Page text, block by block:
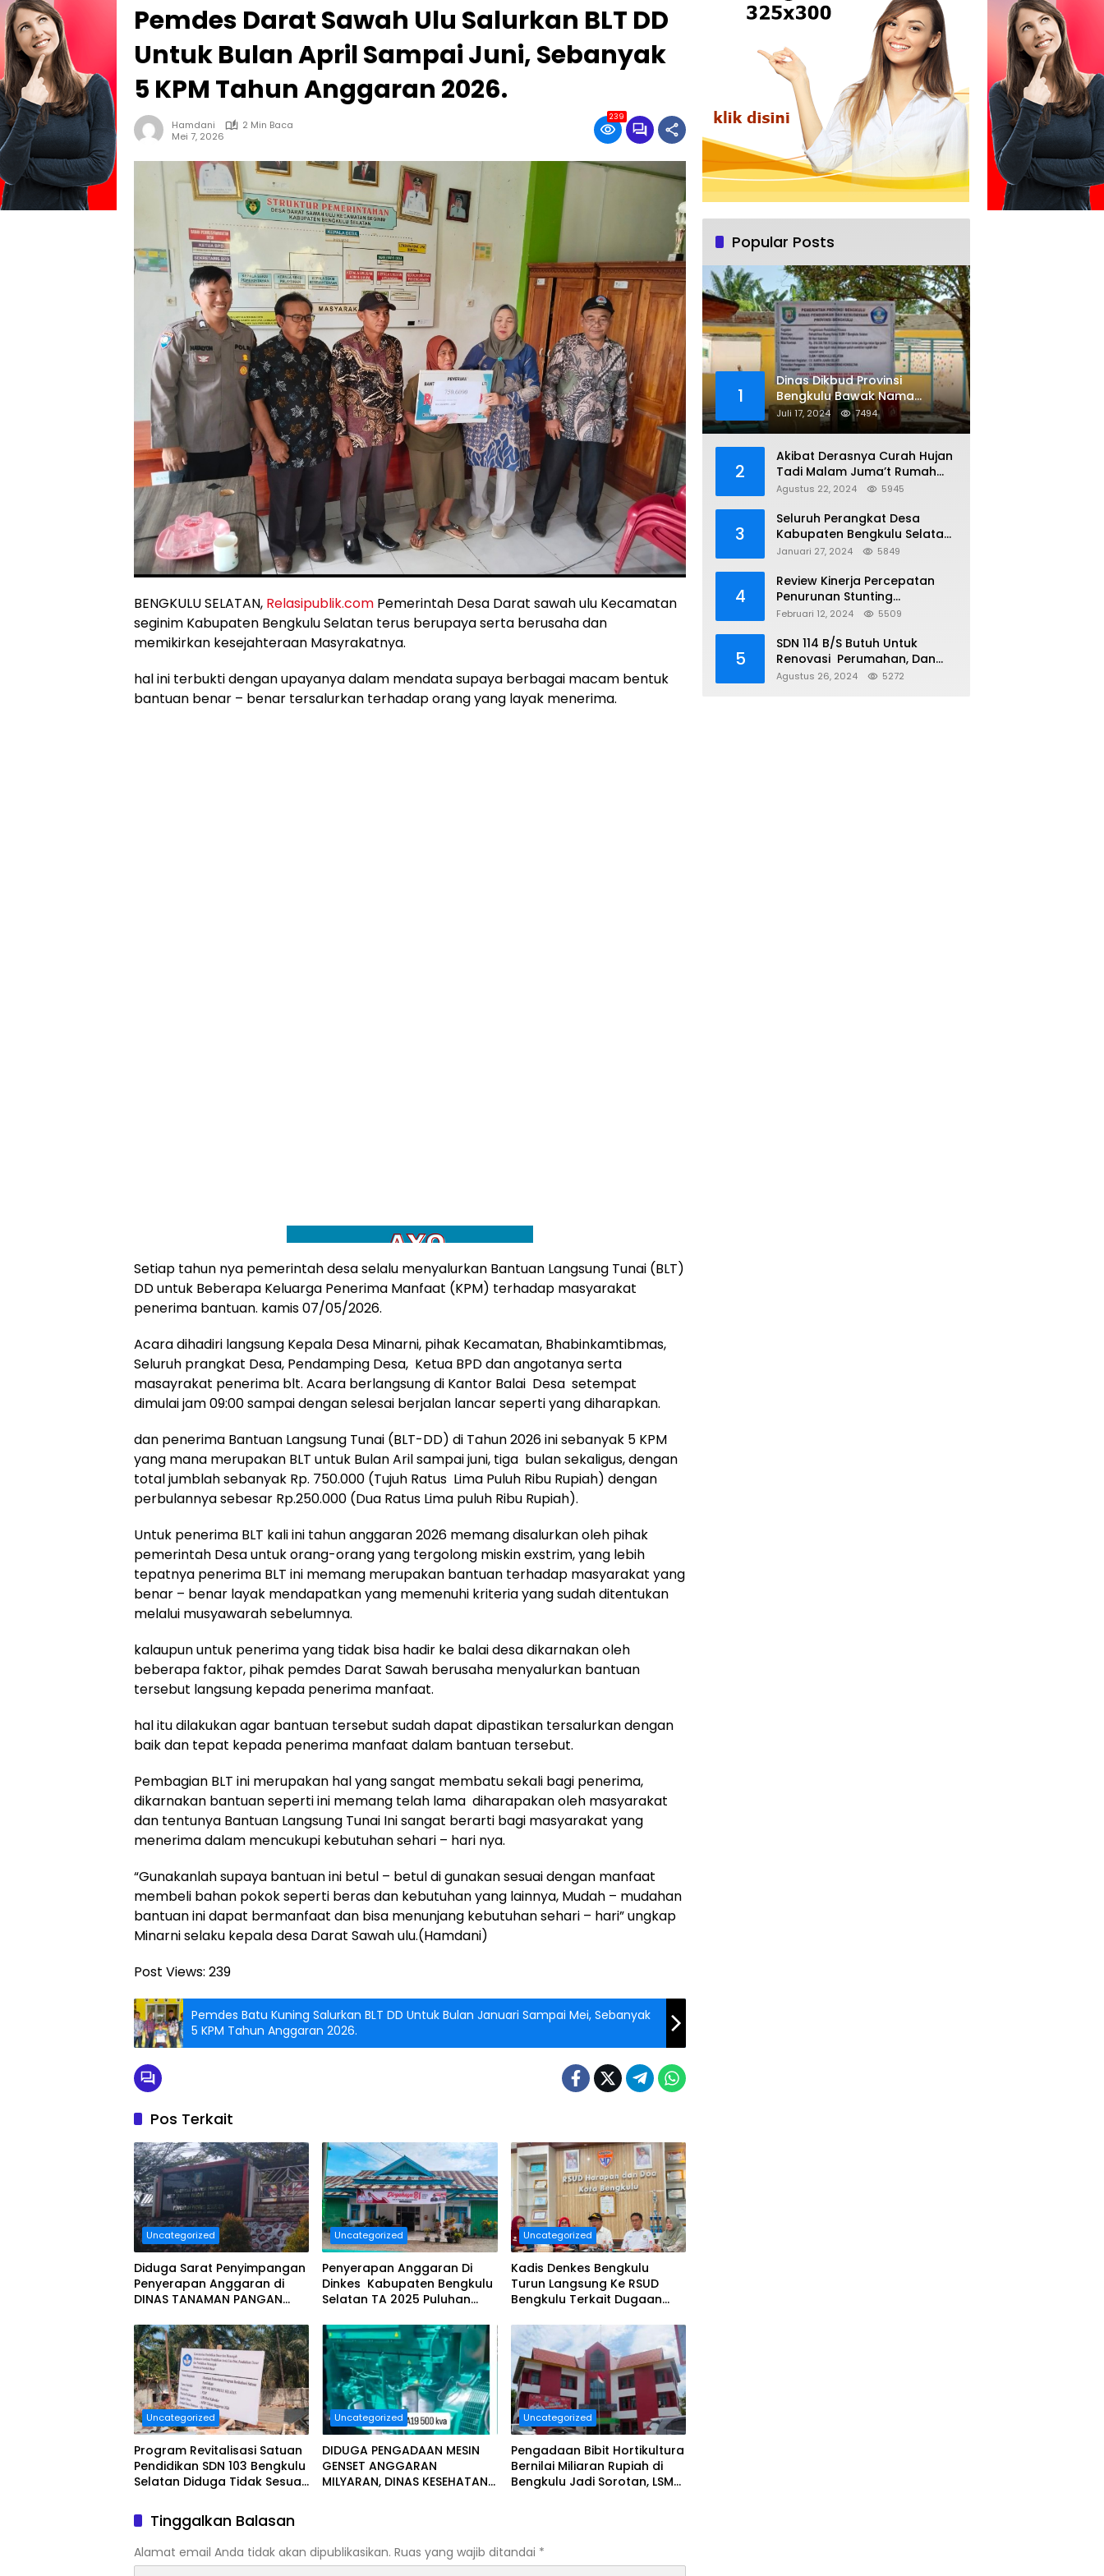
Pemdes Darat Sawah Ulu Salurkan BLT DD
Untuk Bulan April Sampai Juni, Sebanyak
5 KPM Tahun Anggaran 2026.
Hamdani
2 Min Baca
Mei 7, 2026
239
BENGKULU SELATAN, Relasipublik.com Pemerintah Desa Darat sawah ulu Kecamatan
seginim Kabupaten Bengkulu Selatan terus berupaya serta berusaha dan
memikirkan kesejahteraan Masyrakatnya.
hal ini terbukti dengan upayanya dalam mendata supaya berbagai macam bentuk
bantuan benar – benar tersalurkan terhadap orang yang layak menerima.
Setiap tahun nya pemerintah desa selalu menyalurkan Bantuan Langsung Tunai (BLT)
DD untuk Beberapa Keluarga Penerima Manfaat (KPM) terhadap masyarakat
penerima bantuan. kamis 07/05/2026.
Acara dihadiri langsung Kepala Desa Minarni, pihak Kecamatan, Bhabinkamtibmas,
Seluruh prangkat Desa, Pendamping Desa, Ketua BPD dan angotanya serta
masayrakat penerima blt. Acara berlangsung di Kantor Balai Desa setempat
dimulai jam 09:00 sampai dengan selesai berjalan lancar seperti yang diharapkan.
dan penerima Bantuan Langsung Tunai (BLT-DD) di Tahun 2026 ini sebanyak 5 KPM
yang mana merupakan BLT untuk Bulan Aril sampai juni, tiga bulan sekaligus, dengan
total jumblah sebanyak Rp. 750.000 (Tujuh Ratus Lima Puluh Ribu Rupiah) dengan
perbulannya sebesar Rp.250.000 (Dua Ratus Lima puluh Ribu Rupiah).
Untuk penerima BLT kali ini tahun anggaran 2026 memang disalurkan oleh pihak
pemerintah Desa untuk orang-orang yang tergolong miskin exstrim, yang lebih
tepatnya penerima BLT ini memang merupakan bantuan terhadap masyarakat yang
benar – benar layak mendapatkan yang memenuhi kriteria yang sudah ditentukan
melalui musyawarah sebelumnya.
kalaupun untuk penerima yang tidak bisa hadir ke balai desa dikarnakan oleh
beberapa faktor, pihak pemdes Darat Sawah berusaha menyalurkan bantuan
tersebut langsung kepada penerima manfaat.
hal itu dilakukan agar bantuan tersebut sudah dapat dipastikan tersalurkan dengan
baik dan tepat kepada penerima manfaat dalam bantuan tersebut.
Pembagian BLT ini merupakan hal yang sangat membatu sekali bagi penerima,
dikarnakan bantuan seperti ini memang telah lama diharapakan oleh masyarakat
dan tentunya Bantuan Langsung Tunai Ini sangat berarti bagi masyarakat yang
menerima dalam mencukupi kebutuhan sehari – hari nya.
“Gunakanlah supaya bantuan ini betul – betul di gunakan sesuai dengan manfaat
membeli bahan pokok seperti beras dan kebutuhan yang lainnya, Mudah – mudahan
bantuan ini dapat bermanfaat dan bisa menunjang kebutuhan sehari – hari” ungkap
Minarni selaku kepala desa Darat Sawah ulu.(Hamdani)
Post Views: 239
Pemdes Batu Kuning Salurkan BLT DD Untuk Bulan Januari Sampai Mei, Sebanyak
5 KPM Tahun Anggaran 2026.
Pos Terkait
Uncategorized
Diduga Sarat Penyimpangan
Penyerapan Anggaran di
DINAS TANAMAN PANGAN
PERKEBUNAN PROVINSI
BENGKULU Tahun Anggaran
2025 Resmi Dilaporkan
Uncategorized
Penyerapan Anggaran Di
Dinkes Kabupaten Bengkulu
Selatan TA 2025 Puluhan
Dan Segera Dilaporkan.
Uncategorized
Kadis Denkes Bengkulu
Turun Langsung Ke RSUD
Bengkulu Terkait Dugaan
Uncategorized
Program Revitalisasi Satuan
Pendidikan SDN 103 Bengkulu
Selatan Diduga Tidak Sesuai
Uncategorized
DIDUGA PENGADAAN MESIN
GENSET ANGGARAN
MILYARAN, DINAS KESEHATAN
Uncategorized
Pengadaan Bibit Hortikultura
Bernilai Miliaran Rupiah di
Bengkulu Jadi Sorotan, LSM
Tinggalkan Balasan
Alamat email Anda tidak akan dipublikasikan. Ruas yang wajib ditandai *
Popular Posts
1
Dinas Dikbud Provinsi
Bengkulu Bawak Nama
Lembaga Kejaksaan Di Obral
Di Papan Nama Proyek, Ada
Juli 17, 2024 7494
2
Akibat Derasnya Curah Hujan
Tadi Malam Juma’t Rumah
Warga Tenggelam Mencapai
Agustus 22, 2024 5945
3
Seluruh Perangkat Desa
Kabupaten Bengkulu Selatan
Telah Terima NIPD
Januari 27, 2024 5849
4
Review Kinerja Percepatan
Penurunan Stunting
Kabupaten Bengkulu Selatan
Februari 12, 2024 5509
5
SDN 114 B/S Butuh Untuk
Renovasi Perumahan, Dan
Sumur, Yang Sudah Tidak
Agustus 26, 2024 5272